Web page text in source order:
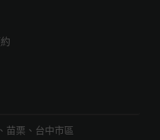
苗栗、台中市區